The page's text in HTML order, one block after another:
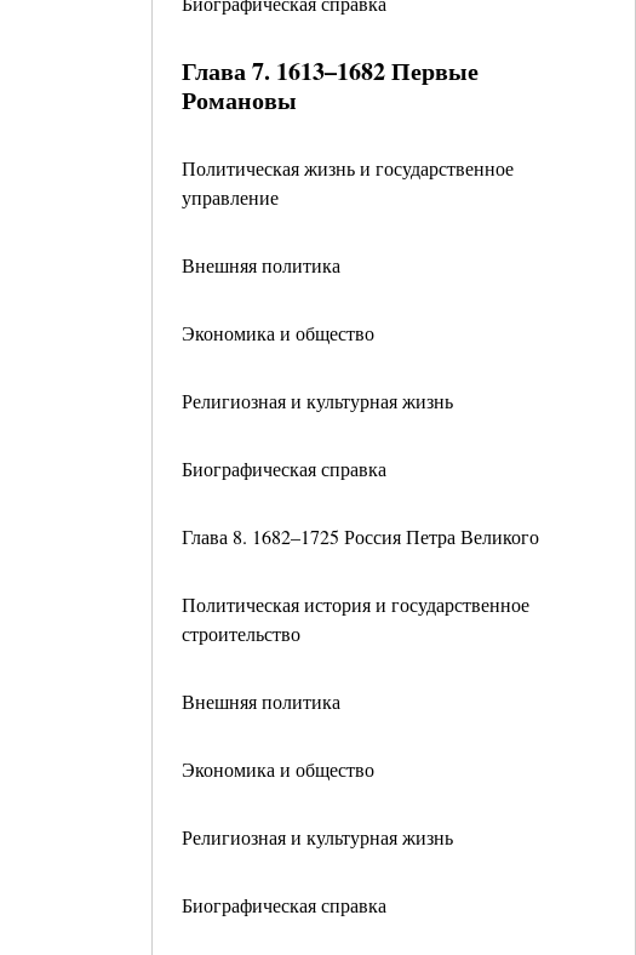
Глава 7. 1613–1682 Первые
Романовы
Политическая жизнь и государственное
управление
Внешняя политика
Экономика и общество
Религиозная и культурная жизнь
Биографическая справка
Глава 8. 1682–1725 Россия Петра Великого
Политическая история и государственное
строительство
Внешняя политика
Экономика и общество
Религиозная и культурная жизнь
Биографическая справка